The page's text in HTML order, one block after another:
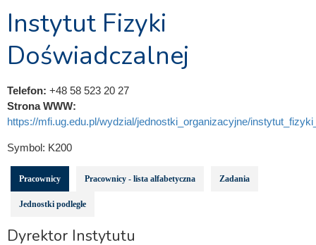
Instytut Fizyki
Doświadczalnej
Telefon: +48 58 523 20 27
Strona WWW:
https://mfi.ug.edu.pl/wydzial/jednostki_organizacyjne/
Symbol: K200
Pracownicy Pracownicy - lista alfabetyczna Zadania
Jednostki podległe
Dyrektor Instytutu